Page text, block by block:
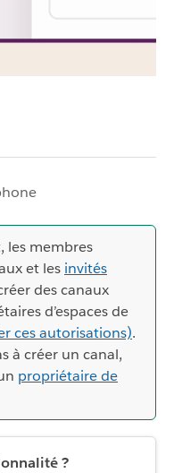
les membres
et les invités
des canaux
d’espaces de
ces autorisations).
à créer un canal,
propriétaire de
?